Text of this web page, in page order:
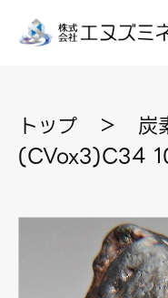
トップ ＞ 炭
(CVox3)C34